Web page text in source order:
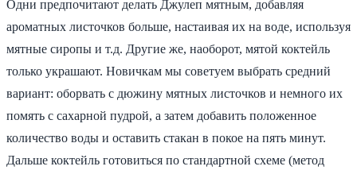
Одни предпочитают делать Джулеп мятным, добавляя
ароматных листочков больше, настаивая их на воде, используя
мятные сиропы и т.д. Другие же, наоборот, мятой коктейль
только украшают. Новичкам мы советуем выбрать средний
вариант: оборвать с дюжину мятных листочков и немного их
помять с сахарной пудрой, а затем добавить положенное
количество воды и оставить стакан в покое на пять минут.
Дальше коктейль готовиться по стандартной схеме (метод